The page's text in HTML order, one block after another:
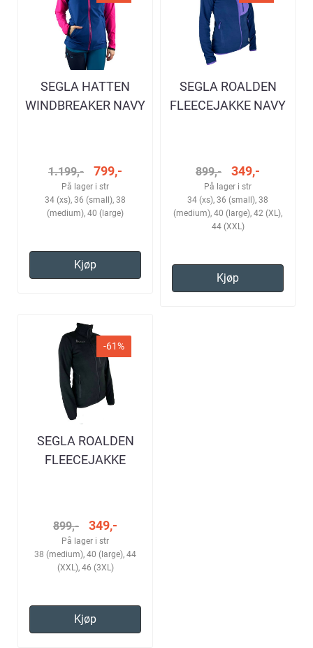
SEGLA HATTEN
WINDBREAKER NAVY
1.199,- 799,-
På lager i str
34 (xs), 36 (small), 38
(medium), 40 (large)
Kjøp
SEGLA ROALDEN
FLEECEJAKKE NAVY
899,- 349,-
På lager i str
34 (xs), 36 (small), 38
(medium), 40 (large), 42 (XL),
44 (XXL)
Kjøp
-61%
SEGLA ROALDEN
FLEECEJAKKE
899,- 349,-
På lager i str
38 (medium), 40 (large), 44
(XXL), 46 (3XL)
Kjøp